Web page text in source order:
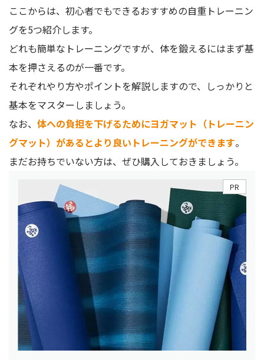
ここからは、初心者でもできるおすすめの自重トレーニン
グを5つ紹介します。
どれも簡単なトレーニングですが、体を鍛えるにはまず基
本を押さえるのが一番です。
それぞれやり方やポイントを解説しますので、しっかりと
基本をマスターしましょう。
なお、 体への負担を下げるためにヨガマット（トレーニン
グマット）があるとより良いトレーニングができます。
まだお持ちでいない方は、ぜひ購入しておきましょう。
PR